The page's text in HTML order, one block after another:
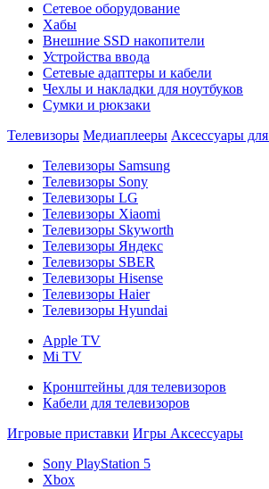
Сетевое оборудование
Хабы
Внешние SSD накопители
Устройства ввода
Сетевые адаптеры и кабели
Чехлы и накладки для ноутбуков
Сумки и рюкзаки
Телевизоры Медиаплееры Аксессуары
Телевизоры Samsung
Телевизоры Sony
Телевизоры LG
Телевизоры Xiaomi
Телевизоры Skyworth
Телевизоры Яндекс
Телевизоры SBER
Телевизоры Hisense
Телевизоры Haier
Телевизоры Hyundai
Apple TV
Mi TV
Кронштейны для телевизоров
Кабели для телевизоров
Игровые приставки Игры Аксессуары
Sony PlayStation 5
Xbox